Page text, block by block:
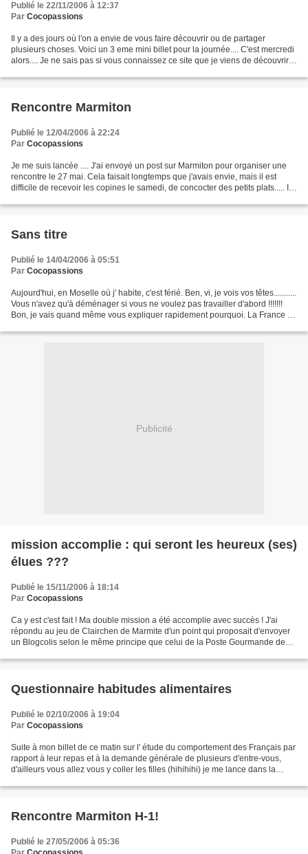
Publié le 22/11/2006 à 12:37
Par Cocopassions
Il y a des jours où l'on a envie de vous faire découvrir ou de partager
plusieurs choses. Voici un 3 eme mini billet pour la journée.... C'est mercredi
alors.... Je ne sais pas si vous connaissez ce site que je viens de découvrir
Rencontre Marmiton
Publié le 12/04/2006 à 22:24
Par Cocopassions
Je me suis lancée .... J'ai envoyé un post sur Marmiton pour organiser une
rencontre le 27 mai. Cela faisait longtemps que j'avais envie, mais il est
difficile de recevoir les copines le samedi, de concocter des petits plats..... Il
Sans titre
Publié le 14/04/2006 à 05:51
Par Cocopassions
Aujourd'hui, en Moselle où j' habite, c'est férié. Ben, vi, je vois vos têtes...........
Vous n'avez qu'à déménager si vous ne voulez pas travailler d'abord !!!!!!!
Bon, je vais quand même vous expliquer rapidement pourquoi. La France et
Publicité
mission accomplie : qui seront les heureux (ses)
élues ???
Publié le 15/11/2006 à 18:14
Par Cocopassions
Ca y est c'est fait ! Ma double mission a été accomplie avec succès ! J'ai
répondu au jeu de Clairchen de Marmite d'un point qui proposait d'envoyer
un Blogcolis selon le même principe que celui de la Poste Gourmande de
Questionnaire habitudes alimentaires
Publié le 02/10/2006 à 19:04
Par Cocopassions
Suite à mon billet de ce matin sur l' étude du comportement des Français par
rapport à leur repas et à la demande générale de plusieurs d'entre-vous,
d'ailleurs vous allez vous y coller les filles (hihihihi) je me lance dans la
Rencontre Marmiton H-1!
Publié le 27/05/2006 à 05:36